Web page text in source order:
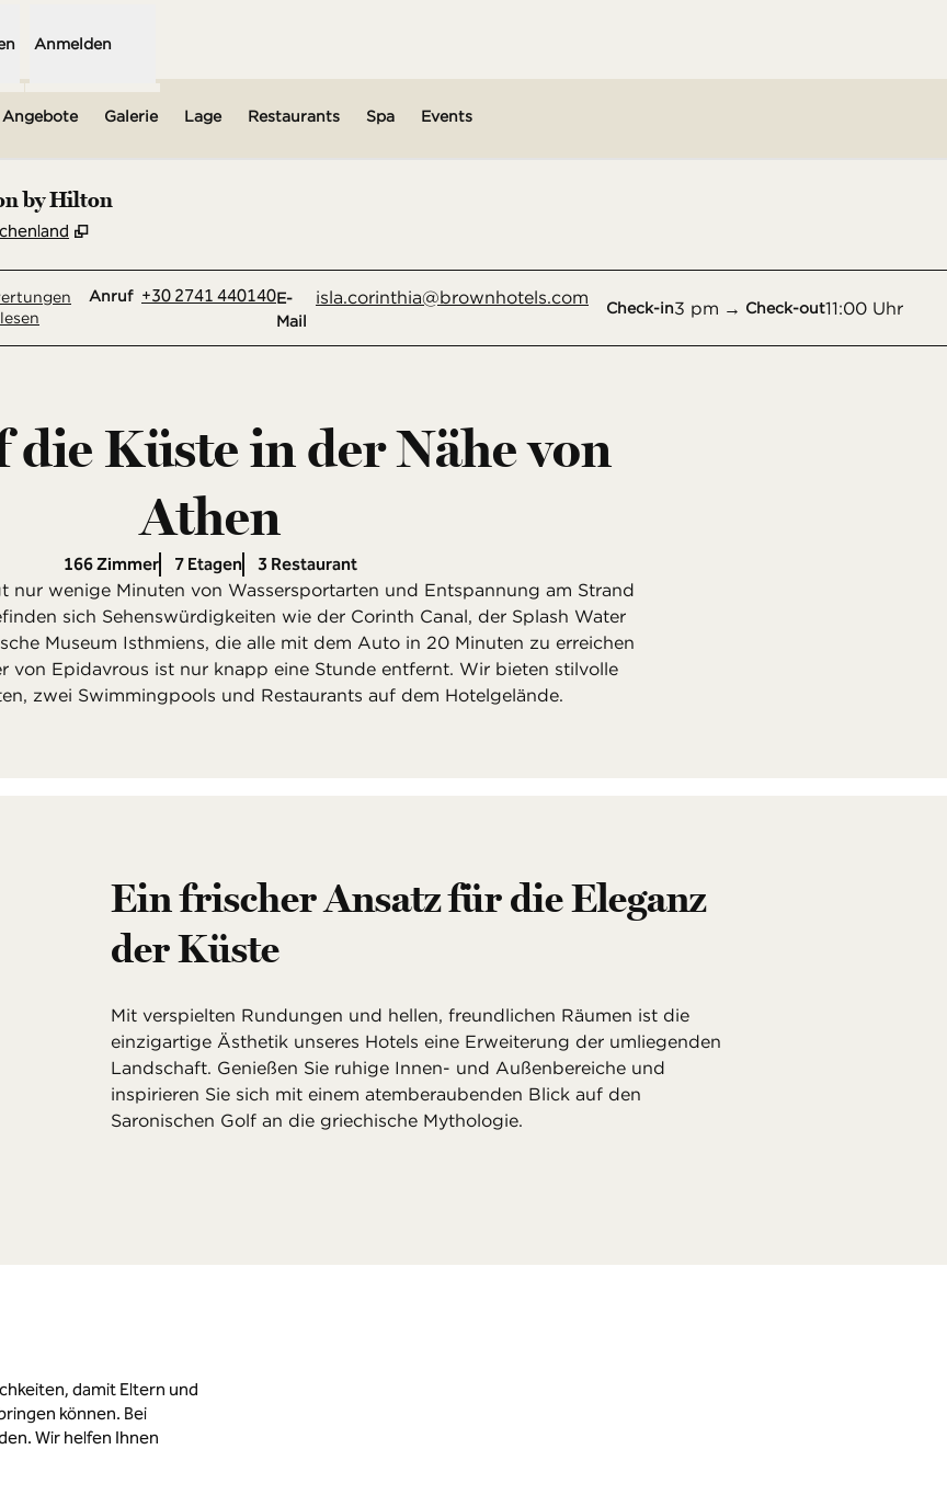
Anmelden
Angebote Galerie Lage Restaurants Spa Events
by Hilton
,
lesen
Anruf
Anruf +30 2741 440140E-
Mail
Email isla.corinthia@brownhotels.com Check-in3 pm → Check-out11:00 Uhr
die Küste in der Nähe von
Athen
166 Zimmer 7 Etagen 3 Restaurant
nur wenige Minuten von Wassersportarten und Entspannung am Strand
sich Sehenswürdigkeiten wie der Corinth Canal, der Splash Water
Museum Isthmiens, die alle mit dem Auto in 20 Minuten zu erreichen
von Epidavrous ist nur knapp eine Stunde entfernt. Wir bieten stilvolle
zwei Swimmingpools und Restaurants auf dem Hotelgelände.
Ein frischer Ansatz für die Eleganz
der Küste
Mit verspielten Rundungen und hellen, freundlichen Räumen ist die
einzigartige Ästhetik unseres Hotels eine Erweiterung der umliegenden
Landschaft. Genießen Sie ruhige Innen- und Außenbereiche und
inspirieren Sie sich mit einem atemberaubenden Blick auf den
Saronischen Golf an die griechische Mythologie.
damit Eltern und
können. Bei
Wir helfen Ihnen